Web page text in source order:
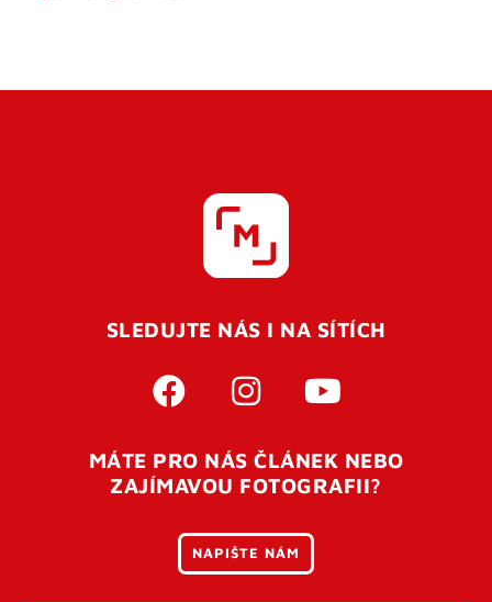
Pro úspěšné dokončení registrace je potřeba
vaší e-mailovouadresu. Po úspěšném odeslání
otevření tohoto odkazu se váš účet ověří a můžete se
přihlásit. Nezapomeňte zkontrolovat složku SPAM ve
SLEDUJTE NÁS I NA SÍTÍCH
MÁTE PRO NÁS ČLÁNEK NEBO
ZAJÍMAVOU FOTOGRAFII?
NAPIŠTE NÁM